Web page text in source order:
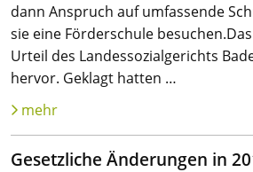
dann Anspruch auf umfassende
sie eine Förderschule
Urteil des Landessozialgerichts
hervor. Geklagt hatten …
mehr
Gesetzliche Änderungen in